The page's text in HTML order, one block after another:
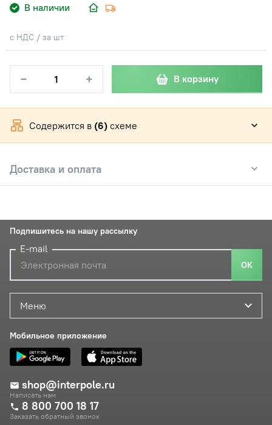
В наличии
с НДС / за шт
− + В корзину
Содержится в (6) схеме
Доставка и оплата
Меню
Мобильное приложение
shop@interpole.ru
Написать нам
8 800 700 18 17
Заказать обратный звонок
Подпишитесь на нашу рассылку
E-mail
ОК